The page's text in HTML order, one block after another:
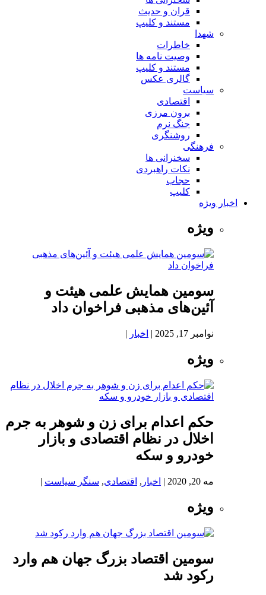
قران و حدیث
مستند و کلیپ
شهدا
خاطرات
وصیت نامه ها
مستند و کلیپ
گالری عکس
سیاست
اقتصادی
برون مرزی
جنگ نرم
روشنگری
فرهنگی
سخنرانی ها
نکات راهبردی
حجاب
کلیپ
اخبار ویژه
ویژه
سومین همایش علمی هیئت و
آئین‌های مذهبی فراخوان داد
نوامبر 17, 2025 | اخبار |
ویژه
حکم اعدام برای زن و شوهر به جرم
اخلال در نظام اقتصادی و بازار
خودرو و سکه
مه 20, 2020 | اخبار , اقتصادی, سنگر سیاست |
ویژه
سومین اقتصاد بزرگ جهان هم وارد
رکود شد